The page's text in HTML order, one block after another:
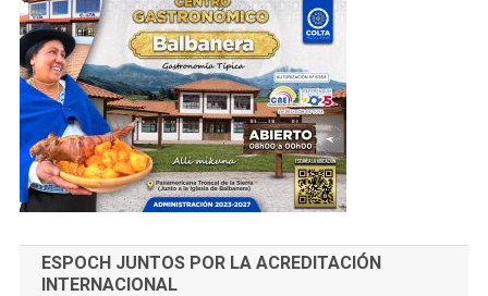
ESPOCH JUNTOS POR LA ACREDITACIÓN
INTERNACIONAL